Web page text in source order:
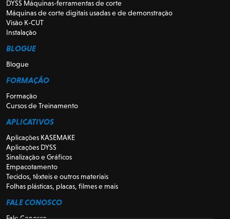
DYSS Máquinas-ferramentas de corte
Máquinas de corte digitais usadas e de demonstração
Visão K-CUT
Instalação
BLOGUE
Blogue
FORMAÇÃO
Formação
Cursos de Treinamento
APLICATIVOS
Aplicações KASEMAKE
Aplicações DYSS
Sinalização e Gráficos
Empacotamento
Tecidos, têxteis e outros materiais
Folhas plásticas, placas, filmes e mais
FALE CONOSCO